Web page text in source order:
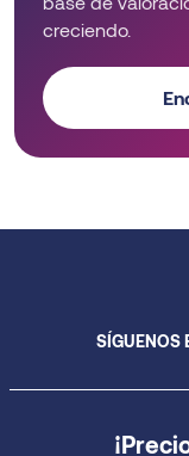
creciendo.
SÍGUENOS